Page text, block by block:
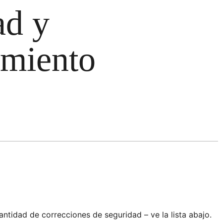
y
de correcciones de seguridad – ve la lista abajo.